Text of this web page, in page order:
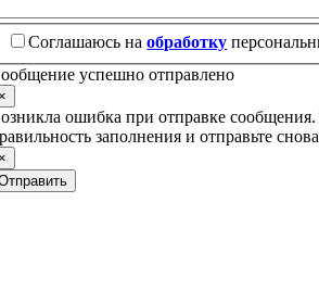
Соглашаюсь наобработку
успешно отправлено
ошибка при отправке сообщения.
заполнения и отправьте